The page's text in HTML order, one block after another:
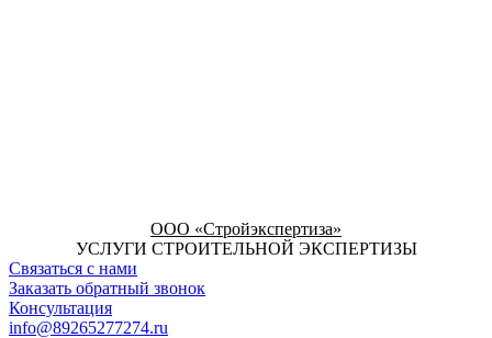
ООО «Стройэкспертиза»
УСЛУГИ СТРОИТЕЛЬНОЙ ЭКСПЕРТИЗЫ
Связаться с нами
Заказать обратный звонок
Консультация
info@89265277274.ru